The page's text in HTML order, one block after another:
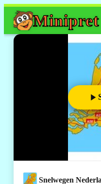
Minipret